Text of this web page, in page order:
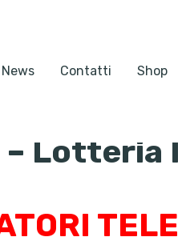
News Contatti Shop
Lotteria